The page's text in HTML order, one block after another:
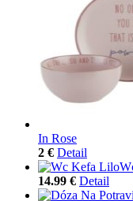
In Rose
2 € Detail
14.99 € Detail